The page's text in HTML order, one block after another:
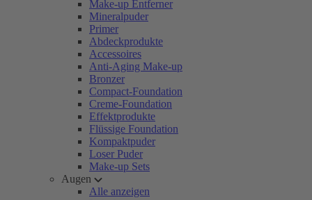
Make-up Entferner
Mineralpuder
Primer
Abdeckprodukte
Accessoires
Anti-Aging Make-up
Bronzer
Compact-Foundation
Creme-Foundation
Effektprodukte
Flüssige Foundation
Kompaktpuder
Loser Puder
Make-up Sets
Augen
Alle anzeigen